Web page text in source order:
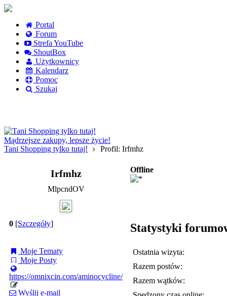
Portal
Forum
Strefa YouTube
ShoutBox
Użytkownicy
Kalendarz
Pomoc
Szukaj
Mądrzejsze zakupy, lepsze życie!
Tani Shopping tylko tutaj!
Profil: Irfmhz
Irfmhz
MlpcndOV
0 [Szczegóły]
Moje Tematy
Moje Posty
https://omnixcin.com/aminocycline/
Wyślij e-mail
Offline
Statystyki
Ostatnia wizyta:
Razem postów:
Razem wątków: